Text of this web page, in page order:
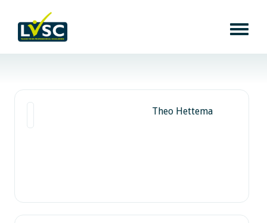
Theo Hettema